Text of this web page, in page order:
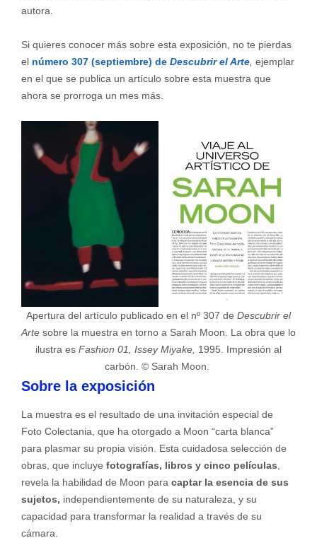
autora.
Si quieres conocer más sobre esta exposición, no te pierdas
el número 307 (septiembre) de Descubrir el Arte, ejemplar
en el que se publica un artículo sobre esta muestra que
ahora se prorroga un mes más.
Apertura del artículo publicado en el nº 307 de Descubrir el
Artesobre la muestra en torno a Sarah Moon. La obra que lo
ilustra es Fashion 01, Issey Miyake, 1995. Impresión al
carbón. © Sarah Moon.
Sobre la exposición
La muestra es el resultado de una invitación especial de
Foto Colectania, que ha otorgado a Moon “carta blanca”
para plasmar su propia visión. Esta cuidadosa selección de
obras, que incluye fotografías, libros y cinco películas
revela la habilidad de Moon para captar la esencia de sus
sujetos, independientemente de su naturaleza, y su
capacidad para transformar la realidad a través de su
cámara.